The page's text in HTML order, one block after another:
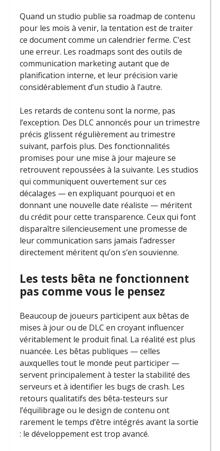
Quand un studio publie sa roadmap de contenu
pour les mois à venir, la tentation est de traiter
ce document comme un calendrier ferme. C’est
une erreur. Les roadmaps sont des outils de
communication marketing autant que de
planification interne, et leur précision varie
considérablement d’un studio à l’autre.
Les retards de contenu sont la norme, pas
l’exception. Des DLC annoncés pour un trimestre
précis glissent régulièrement au trimestre
suivant, parfois plus. Des fonctionnalités
promises pour une mise à jour majeure se
retrouvent repoussées à la suivante. Les studios
qui communiquent ouvertement sur ces
décalages — en expliquant pourquoi et en
donnant une nouvelle date réaliste — méritent
du crédit pour cette transparence. Ceux qui font
disparaître silencieusement une promesse de
leur communication sans jamais l’adresser
directement méritent qu’on s’en souvienne.
Les tests bêta ne fonctionnent
pas comme vous le pensez
Beaucoup de joueurs participent aux bêtas de
mises à jour ou de DLC en croyant influencer
véritablement le produit final. La réalité est plus
nuancée. Les bêtas publiques — celles
auxquelles tout le monde peut participer —
servent principalement à tester la stabilité des
serveurs et à identifier les bugs de crash. Les
retours qualitatifs des bêta-testeurs sur
l’équilibrage ou le design de contenu ont
rarement le temps d’être intégrés avant la sortie
: le développement est trop avancé.